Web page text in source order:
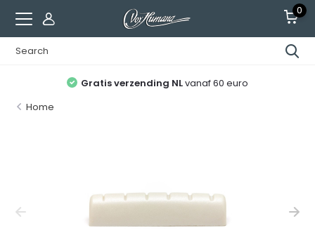
0
Gratis verzending NLvanaf 60 euro
Home